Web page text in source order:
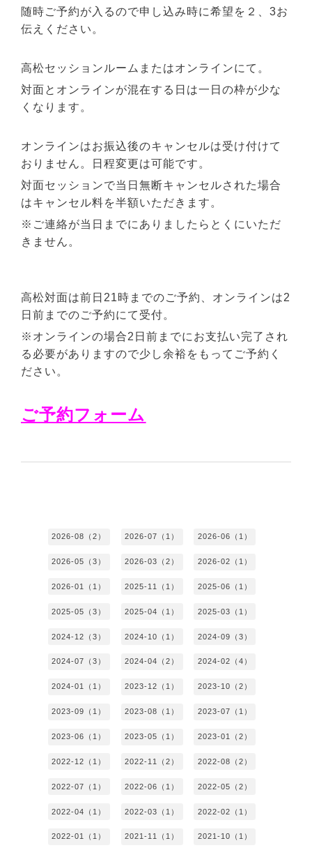
随時ご予約が入るので申し込み時に希望を２、3お
伝えください。
高松セッションルームまたはオンラインにて。
対面とオンラインが混在する日は一日の枠が少な
くなります。
オンラインはお振込後のキャンセルは受け付けて
おりません。日程変更は可能です。
対面セッションで当日無断キャンセルされた場合
はキャンセル料を半額いただきます。
※ご連絡が当日までにありましたらとくにいただ
きません。
高松対面は前日21時までのご予約、オンラインは2
日前までのご予約にて受付。
※オンラインの場合2日前までにお支払い完了され
る必要がありますので少し余裕をもってご予約く
ださい。
ご予約フォーム
2026-08（2） 2026-07（1） 2026-06（1）
2026-05（3） 2026-03（2） 2026-02（1）
2026-01（1） 2025-11（1） 2025-06（1）
2025-05（3） 2025-04（1） 2025-03（1）
2024-12（3） 2024-10（1） 2024-09（3）
2024-07（3） 2024-04（2） 2024-02（4）
2024-01（1） 2023-12（1） 2023-10（2）
2023-09（1） 2023-08（1） 2023-07（1）
2023-06（1） 2023-05（1） 2023-01（2）
2022-12（1） 2022-11（2） 2022-08（2）
2022-07（1） 2022-06（1） 2022-05（2）
2022-04（1） 2022-03（1） 2022-02（1）
2022-01（1） 2021-11（1） 2021-10（1）